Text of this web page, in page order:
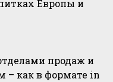
Европы и
продаж и
– как в формате in